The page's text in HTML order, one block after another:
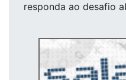
responda ao desafio